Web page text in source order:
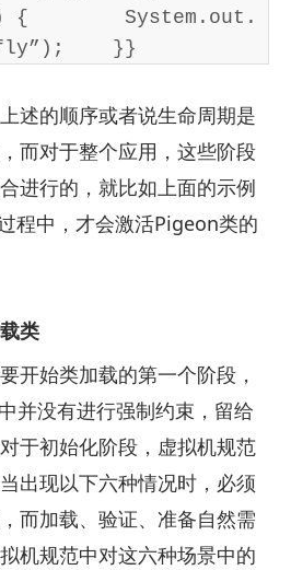
System.out.
}}
述的顺序或者说生命周期是
而对于整个应用，这些阶段
进行的，就比如上面的示例
程中，才会激活Pigeon类的
类
开始类加载的第一个阶段，
并没有进行强制约束，留给
于初始化阶段，虚拟机规范
出现以下六种情况时，必须
而加载、验证、准备自然需
机规范中对这六种场景中的